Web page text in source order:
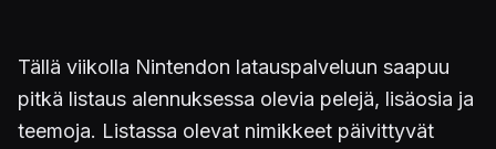
Tällä viikolla Nintendon latauspalveluun saapuu
pitkä listaus alennuksessa olevia pelejä, lisäosia ja
teemoja. Listassa olevat nimikkeet päivittyvät